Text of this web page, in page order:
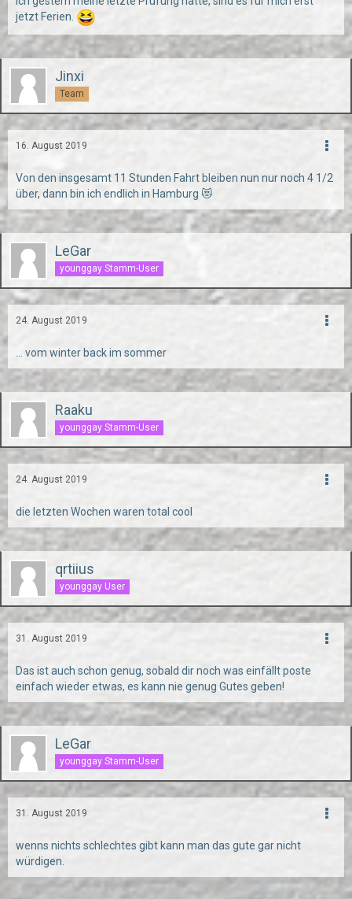
jetzt Ferien.
Jinxi
Team
16. August 2019
Von den insgesamt 11 Stunden Fahrt bleiben nun nur noch 4 1/2
über, dann bin ich endlich in Hamburg 😻
LeGar
younggay Stamm-User
24. August 2019
... vom winter back im sommer
Raaku
younggay Stamm-User
24. August 2019
die letzten Wochen waren total cool
qrtiius
younggay User
31. August 2019
Das ist auch schon genug, sobald dir noch was einfällt poste
einfach wieder etwas, es kann nie genug Gutes geben!
LeGar
younggay Stamm-User
31. August 2019
wenns nichts schlechtes gibt kann man das gute gar nicht
würdigen.